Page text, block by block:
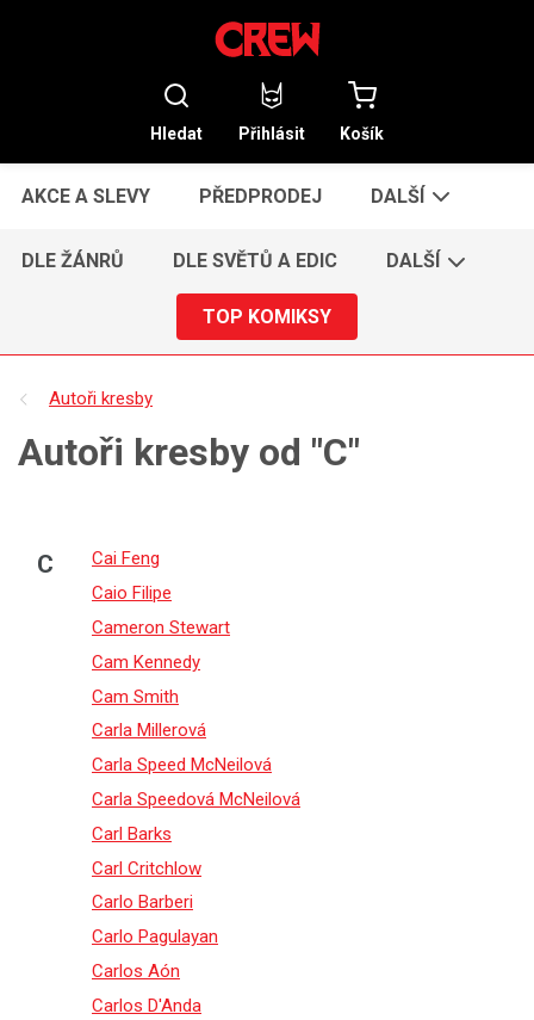
Hledat Přihlásit Košík
AKCE A SLEVY PŘEDPRODEJ DALŠÍ
DLE ŽÁNRŮ DLE SVĚTŮ A EDIC DALŠÍ
TOP KOMIKSY
Autoři kresby
Autoři kresby od "C"
C
Cai Feng
Caio Filipe
Cameron Stewart
Cam Kennedy
Cam Smith
Carla Millerová
Carla Speed McNeilová
Carla Speedová McNeilová
Carl Barks
Carl Critchlow
Carlo Barberi
Carlo Pagulayan
Carlos Aón
Carlos D'Anda